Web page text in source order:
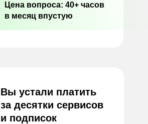
Вы устали платить
за десятки сервисов
и подписок
Цена вопроса: 40+ часов
в месяц впустую